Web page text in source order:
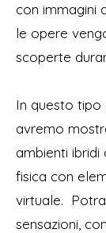
con immagini
le opere
scoperte
In questo tipo
avremo
ambienti
fisica con
virtuale.
sensazioni,